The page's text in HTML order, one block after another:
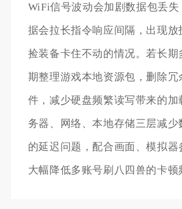
WiFi信号波动会加剧数据包丢失
据会拉长指令响应间隔，出现放
捡装备卡住不动的情况。若长期
期整理游戏本地资源包，删除冗
件，减少硬盘频繁读写带来的加
务器、网络、本地存储三层减少
的延迟问题，配合画面、模拟器
大幅降低多账号刷八四兽的卡顿